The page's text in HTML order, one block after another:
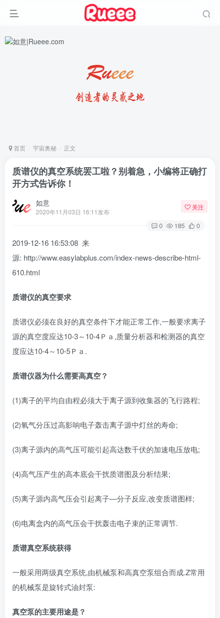
首页 宇宙奥秘 正文
质谱仪的真空系统罢工啦？别着急，小编将正确打
开方式告诉你！
如意
2020年11月03日 16:11发布
关注
0 185 0
2019-12-16 16:53:08 来
源: http://www.easylabplus.com/index-news-describe-html-
610.html
质谱仪的真空要求
质谱仪必须在良好的真空条件下才能正常工作,一般要求离子
源的真空度应达10-3～10-4Ｐａ,质量分析器和检测器的真空
度应达10-4～10-5Ｐａ.
质谱仪器为什么需要高真空？
(1)离子的平均自由程必须大于离子源到收集器的飞行路程;
(2)氧气分压过高影响电子轰击离子源中灯丝的寿命;
(3)离子源内的高气压可能引起高达数千伏的加速电压放电;
(4)高气压产生的高本底会干扰质谱图及分析结果;
(5)离子源内高气压会引起离子—分子反应,改变质谱图样;
(6)电离盒内的高气压会干扰轰击电子束的正常调节.
质谱真空系统获得
一般采用两级真空系统,由机械泵和高真空泵组合而成.Z常用
的机械泵是旋转式油封泵:
真空泵的主要用途是？